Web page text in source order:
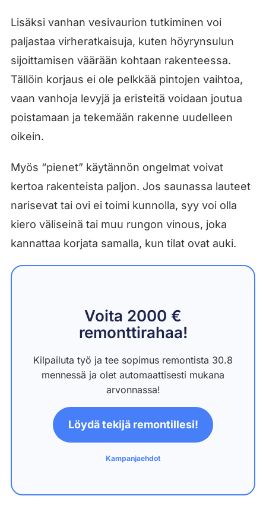
Lisäksi vanhan vesivaurion tutkiminen voi
paljastaa virheratkaisuja, kuten höyrynsulun
sijoittamisen väärään kohtaan rakenteessa.
Tällöin korjaus ei ole pelkkää pintojen vaihtoa,
vaan vanhoja levyjä ja eristeitä voidaan joutua
poistamaan ja tekemään rakenne uudelleen
oikein.
Myös “pienet” käytännön ongelmat voivat
kertoa rakenteista paljon. Jos saunassa lauteet
narisevat tai ovi ei toimi kunnolla, syy voi olla
kiero väliseinä tai muu rungon vinous, joka
kannattaa korjata samalla, kun tilat ovat auki.
Voita 2000 €
remonttirahaa!
Kilpailuta työ ja tee sopimus remontista 30.8
mennessä ja olet automaattisesti mukana
arvonnassa!
Löydä tekijä remontillesi!
Kampanjaehdot